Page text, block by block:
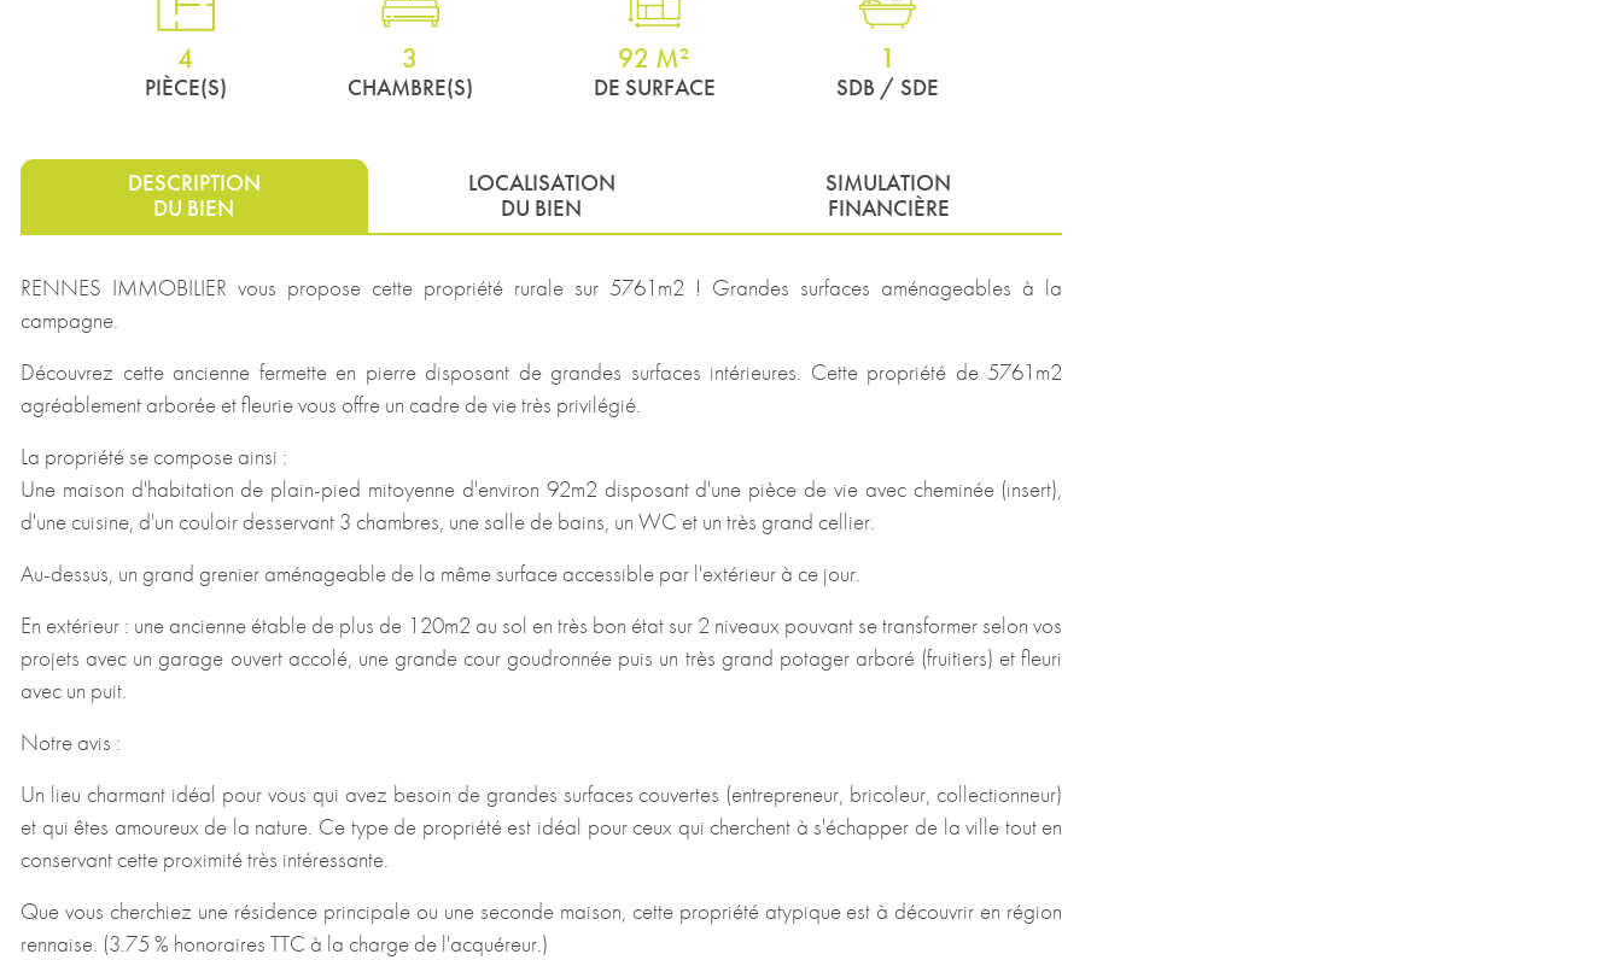
4
PIÈCE(S)
3
CHAMBRE(S)
92 M²
DE SURFACE
1
SDB / SDE
DESCRIPTION
DU BIEN
LOCALISATION
DU BIEN
SIMULATION
FINANCIÈRE
RENNES IMMOBILIER vous propose cette propriété rurale sur 5761m2 ! Grandes surfaces aménageables à la
campagne.
Découvrez cette ancienne fermette en pierre disposant de grandes surfaces intérieures. Cette propriété de 5761m2
agréablement arborée et fleurie vous offre un cadre de vie très privilégié.
La propriété se compose ainsi :
Une maison d'habitation de plain-pied mitoyenne d'environ 92m2 disposant d'une pièce de vie avec cheminée (insert),
d'une cuisine, d'un couloir desservant 3 chambres, une salle de bains, un WC et un très grand cellier.
Au-dessus, un grand grenier aménageable de la même surface accessible par l'extérieur à ce jour.
En extérieur : une ancienne étable de plus de 120m2 au sol en très bon état sur 2 niveaux pouvant se transformer selon vos
projets avec un garage ouvert accolé, une grande cour goudronnée puis un très grand potager arboré (fruitiers) et fleuri
avec un puit.
Notre avis :
Un lieu charmant idéal pour vous qui avez besoin de grandes surfaces couvertes (entrepreneur, bricoleur, collectionneur)
et qui êtes amoureux de la nature. Ce type de propriété est idéal pour ceux qui cherchent à s'échapper de la ville tout en
conservant cette proximité très intéressante.
Que vous cherchiez une résidence principale ou une seconde maison, cette propriété atypique est à découvrir en région
rennaise. (3.75 % honoraires TTC à la charge de l'acquéreur.)